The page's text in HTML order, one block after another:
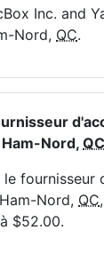
Inc. and
Nord, QC.
Nord, QC
fournisseur
Nord, QC
$52.00.